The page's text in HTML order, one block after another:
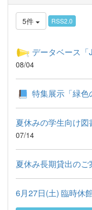
5件 RSS2.0
データベース
08/04
特集展示「緑色
夏休みの学生向け
07/14
夏休み長期貸出のご
6月27日(土) 臨時休